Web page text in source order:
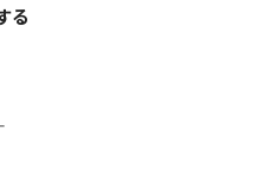
る